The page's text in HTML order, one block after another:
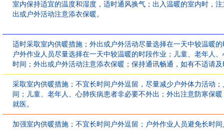
室内保持适宜的温度和湿度，适时通风换气；出入温暖的室内时，
出或户外活动注意添衣保暖。
适时采取室内供暖措施；外出或户外活动尽量选择在一天中较温暖
户外作业人员尽量选择在一天中较温暖的时段作业；儿童、老年人
时间；外出或户外活动注意添衣保暖；保持通讯畅通，如有不适请
采取室内供暖措施；不宜长时间户外逗留，尽量减少户外体力活动
间；儿童、老年人、心肺疾病患者非必要不外出；外出注意防寒保
就医。
加强室内供暖措施；不宜长时间户外逗留；户外作业人员避免长时